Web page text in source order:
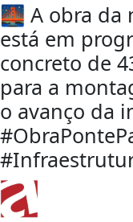
🌉 A obra da
está em
concreto de
para a
o avanço da